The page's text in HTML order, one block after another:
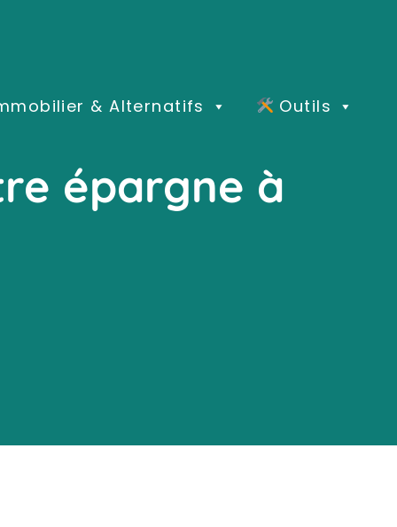
& Alternatifs Outils
épargne à